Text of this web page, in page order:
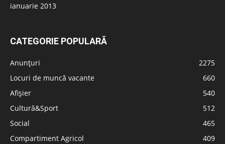
ianuarie 2013
CATEGORIE POPULARĂ
Anunțuri
2275
Locuri de muncă vacante
660
Afișier
540
Cultură&Sport
512
Social
465
Compartiment Agricol
409